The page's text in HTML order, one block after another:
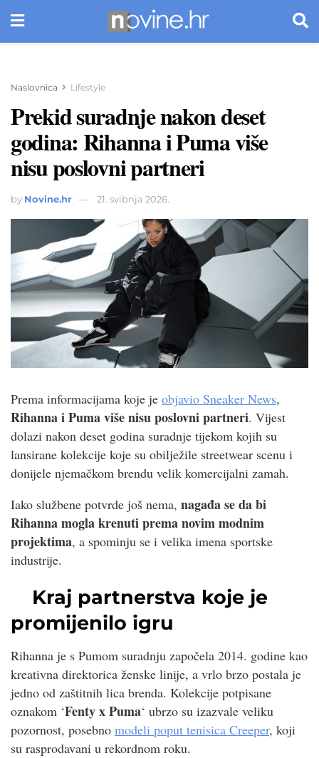
Naslovnica Lifestyle
Prekid suradnje nakon deset
godina: Rihanna i Puma više
nisu poslovni partneri
by Novine.hr 21. svibnja 2026.
Prema informacijama koje je objavio Sneaker News,
Rihanna i Puma više nisu poslovni partneri. Vijest
dolazi nakon deset godina suradnje tijekom kojih su
lansirane kolekcije koje su obilježile streetwear scenu i
donijele njemačkom brendu velik komercijalni zamah.
Iako službene potvrde još nema, nagađa se da bi
Rihanna mogla krenuti prema novim modnim
projektima, a spominju se i velika imena sportske
industrije.
Kraj partnerstva koje je
promijenilo igru
Rihanna je s Pumom suradnju započela 2014. godine kao
kreativna direktorica ženske linije, a vrlo brzo postala je
jedno od zaštitnih lica brenda. Kolekcije potpisane
oznakom ‘Fenty x Puma‘ ubrzo su izazvale veliku
pozornost, posebno modeli poput tenisica Creeper, koji
su rasprodavani u rekordnom roku.